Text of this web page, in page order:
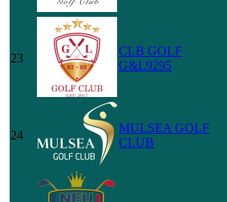
23
CLB GOLF
G&L9295
24
MULSEA GOLF
CLUB